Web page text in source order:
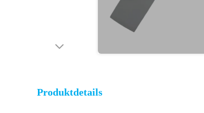
Produktdetails